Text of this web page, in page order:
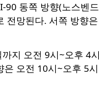
90 동쪽 방향(노스벤
망된다. 서쪽 방향
지 오전 9시~오후 4
오전 10시~오후 5